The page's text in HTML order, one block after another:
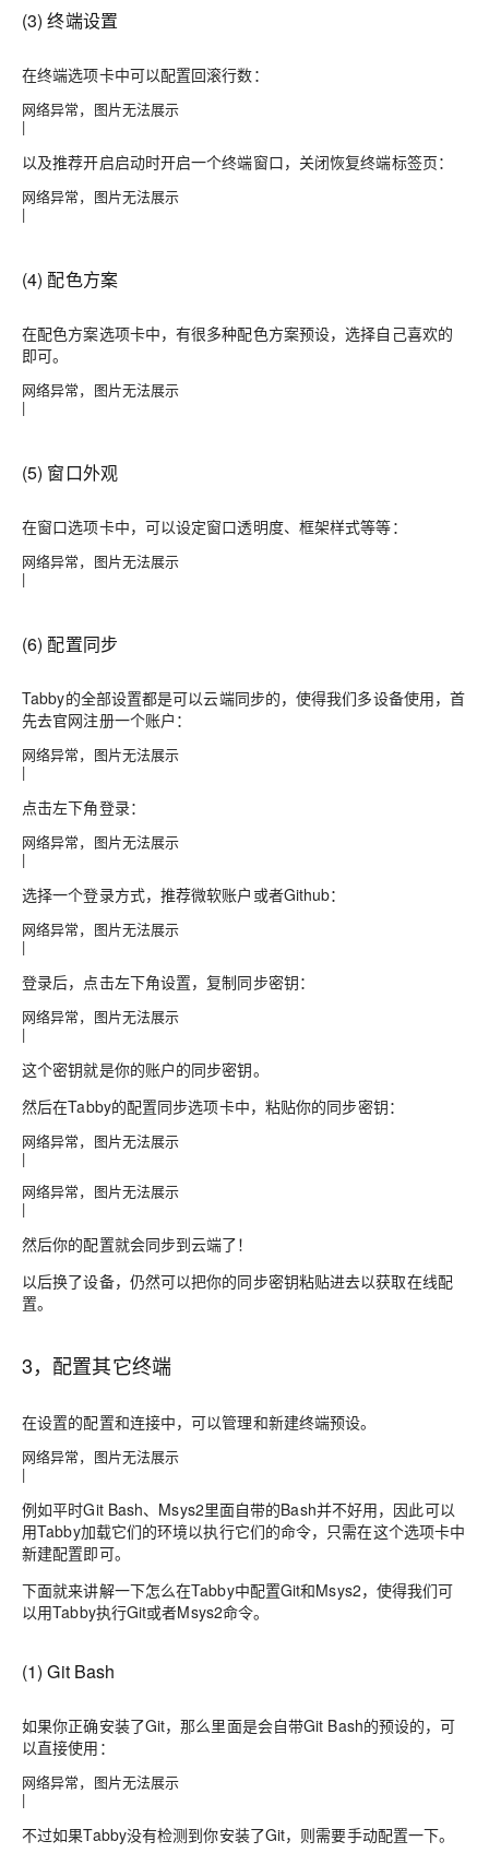
(3) 终端设置
在终端选项卡中可以配置回滚行数：
网络异常，图片无法展示
|
以及推荐开启启动时开启一个终端窗口，关闭恢复终端标签页：
网络异常，图片无法展示
|
(4) 配色方案
在配色方案选项卡中，有很多种配色方案预设，选择自己喜欢的
即可。
网络异常，图片无法展示
|
(5) 窗口外观
在窗口选项卡中，可以设定窗口透明度、框架样式等等：
网络异常，图片无法展示
|
(6) 配置同步
Tabby的全部设置都是可以云端同步的，使得我们多设备使用，首
先去官网注册一个账户：
网络异常，图片无法展示
|
点击左下角登录：
网络异常，图片无法展示
|
选择一个登录方式，推荐微软账户或者Github：
网络异常，图片无法展示
|
登录后，点击左下角设置，复制同步密钥：
网络异常，图片无法展示
|
这个密钥就是你的账户的同步密钥。
然后在Tabby的配置同步选项卡中，粘贴你的同步密钥：
网络异常，图片无法展示
|
网络异常，图片无法展示
|
然后你的配置就会同步到云端了！
以后换了设备，仍然可以把你的同步密钥粘贴进去以获取在线配
置。
3，配置其它终端
在设置的配置和连接中，可以管理和新建终端预设。
网络异常，图片无法展示
|
例如平时Git Bash、Msys2里面自带的Bash并不好用，因此可以
用Tabby加载它们的环境以执行它们的命令，只需在这个选项卡中
新建配置即可。
下面就来讲解一下怎么在Tabby中配置Git和Msys2，使得我们可
以用Tabby执行Git或者Msys2命令。
(1) Git Bash
如果你正确安装了Git，那么里面是会自带Git Bash的预设的，可
以直接使用：
网络异常，图片无法展示
|
不过如果Tabby没有检测到你安装了Git，则需要手动配置一下。